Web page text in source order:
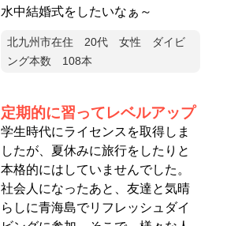
水中結婚式をしたいなぁ～
北九州市在住 20代 女性 ダイビ
ング本数 108本
定期的に習ってレベルアップ
学生時代にライセンスを取得しま
したが、夏休みに旅行をしたりと
本格的にはしていませんでした。
社会人になったあと、友達と気晴
らしに青海島でリフレッシュダイ